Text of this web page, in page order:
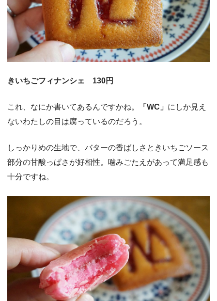
きいちごフィナンシェ 130円
これ、なにか書いてあるんですかね。 「WC」 にしか見え
ないわたしの目は腐っているのだろう。
しっかりめの生地で、バターの香ばしさときいちごソース
部分の甘酸っぱさが好相性。噛みごたえがあって満足感も
十分ですね。